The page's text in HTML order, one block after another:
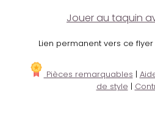
Jouer au taquin
Lien permanent vers ce flyer
Pièces remarquables |
de style |